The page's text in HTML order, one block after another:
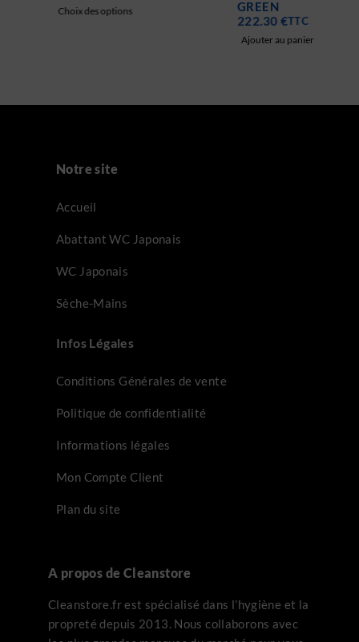
Choix des options
€TTC
Ajouter au panier
Notre site
Accueil
Abattant WC Japonais
WC Japonais
Sèche-Mains
Infos Légales
Conditions Générales de vente
Politique de confidentialité
Informations légales
Mon Compte Client
Plan du site
A propos de Cleanstore
Cleanstore.fr est spécialisé dans l’hygiène et la
propreté depuis 2013. Nous collaborons avec